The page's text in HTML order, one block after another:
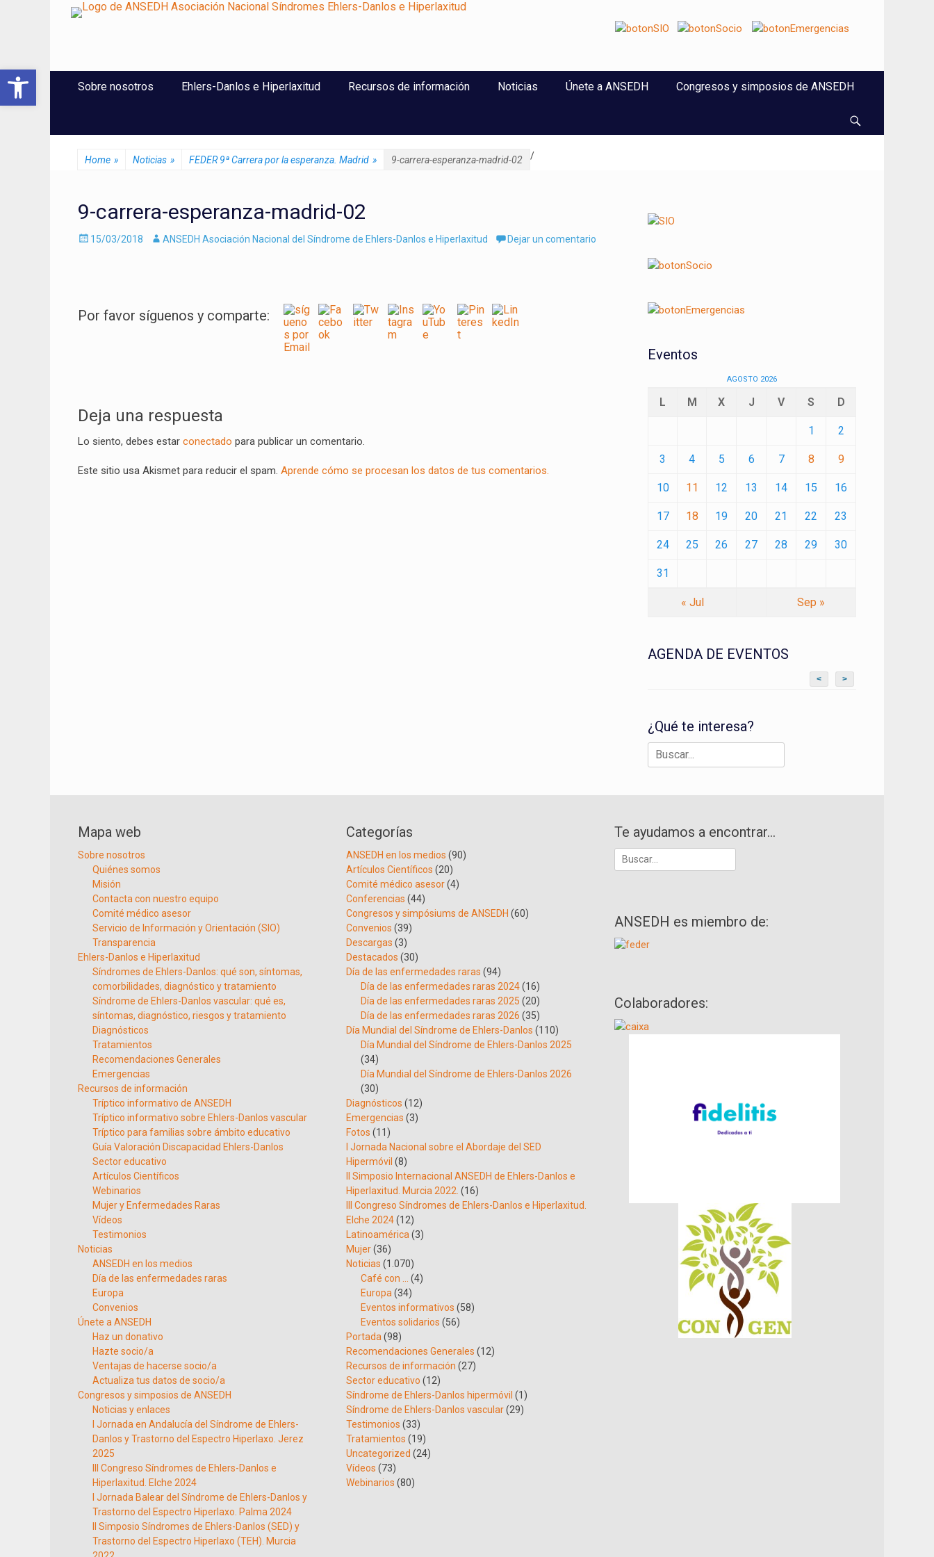
Abrir barra de herramientas
ANSEDH
Asociación Nacional del Síndrome de Ehlers-Danlos e Hiperlaxitud
Menú Principal
Sobre nosotros Ehlers-Danlos e Hiperlaxitud Recursos de información Noticias Únete a ANSEDH Congresos y simposios de ANSEDH
Home » Noticias » /
FEDER 9ª Carrera por la esperanza. Madrid » 9-carrera-esperanza-madrid-02
9-carrera-esperanza-madrid-02
Enviado
15/03/2018 AutorANSEDH Asociación Nacional del Síndrome de Ehlers-Danlos e Hiperlaxitud Dejar un comentario
Por favor síguenos y comparte:
de
entradas
Deja una respuesta
Lo siento, debes estar conectado para publicar un comentario.
Este sitio usa Akismet para reducir el spam. Aprende cómo se procesan los datos de tus comentarios.
Eventos
AGOSTO 2026
L M X J V S D
1 2
3 4 5 6 7 8 9
10 11 12 13 14 15 16
17 18 19 20 21 22 23
24 25 26 27 28 29 30
31
« Jul Sep »
AGENDA DE EVENTOS
< >
¿Qué te interesa?
Buscar:
Mapa web
Sobre nosotros
Quiénes somos
Misión
Contacta con nuestro equipo
Comité médico asesor
Servicio de Información y Orientación (SIO)
Transparencia
Ehlers-Danlos e Hiperlaxitud
Síndromes de Ehlers-Danlos: qué son, síntomas,
comorbilidades, diagnóstico y tratamiento
Síndrome de Ehlers-Danlos vascular: qué es,
síntomas, diagnóstico, riesgos y tratamiento
Diagnósticos
Tratamientos
Recomendaciones Generales
Emergencias
Recursos de información
Tríptico informativo de ANSEDH
Tríptico informativo sobre Ehlers-Danlos vascular
Tríptico para familias sobre ámbito educativo
Guía Valoración Discapacidad Ehlers-Danlos
Sector educativo
Artículos Científicos
Webinarios
Mujer y Enfermedades Raras
Vídeos
Testimonios
Noticias
ANSEDH en los medios
Día de las enfermedades raras
Europa
Convenios
Únete a ANSEDH
Haz un donativo
Hazte socio/a
Ventajas de hacerse socio/a
Actualiza tus datos de socio/a
Congresos y simposios de ANSEDH
Noticias y enlaces
I Jornada en Andalucía del Síndrome de Ehlers-
Danlos y Trastorno del Espectro Hiperlaxo. Jerez
2025
III Congreso Síndromes de Ehlers-Danlos e
Hiperlaxitud. Elche 2024
I Jornada Balear del Síndrome de Ehlers-Danlos y
Trastorno del Espectro Hiperlaxo. Palma 2024
II Simposio Síndromes de Ehlers-Danlos (SED) y
Trastorno del Espectro Hiperlaxo (TEH). Murcia
Categorías
ANSEDH en los medios (90)
Artículos Científicos (20)
Comité médico asesor(4)
Conferencias (44)
Congresos y simpósiums de ANSEDH (60)
Convenios (39)
Descargas (3)
Destacados (30)
Día de las enfermedades raras (94)
Día de las enfermedades raras 2024(16)
Día de las enfermedades raras 2025 (20)
Día de las enfermedades raras 2026 (35)
Día Mundial del Síndrome de Ehlers-Danlos (110)
Día Mundial del Síndrome de Ehlers-Danlos 2025
(34)
Día Mundial del Síndrome de Ehlers-Danlos 2026
(30)
Diagnósticos (12)
Emergencias (3)
Fotos (11)
I Jornada Nacional sobre el Abordaje del SED
Hipermóvil (8)
II Simposio Internacional ANSEDH de Ehlers-Danlos e
Hiperlaxitud. Murcia 2022. (16)
III Congreso Síndromes de Ehlers-Danlos e Hiperlaxitud.
Elche 2024(12)
Latinoamérica (3)
Mujer(36)
Noticias (1.070)
Café con …
(4)
Europa (34)
Eventos informativos (58)
Eventos solidarios (56)
Portada (98)
Recomendaciones Generales (12)
Recursos de información (27)
Sector educativo (12)
Síndrome de Ehlers-Danlos hipermóvil (1)
Síndrome de Ehlers-Danlos vascular(29)
Testimonios (33)
Tratamientos (19)
Uncategorized (24)
Vídeos (73)
Webinarios (80)
Te ayudamos a encontrar…
Buscar:
ANSEDH es miembro de:
Colaboradores: